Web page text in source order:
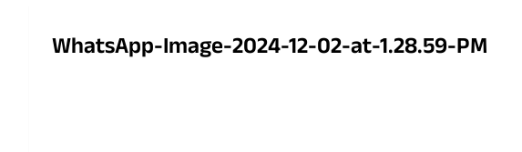
WhatsApp-Image-2024-12-02-at-1.28.59-PM